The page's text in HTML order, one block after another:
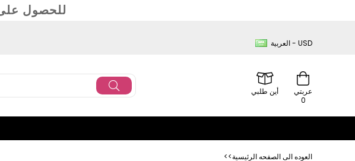
(للحصول
العربية - USD
عربتي
0
أين طلبي
<<العوده‌ الی الصفحه‌ الرئیسیة